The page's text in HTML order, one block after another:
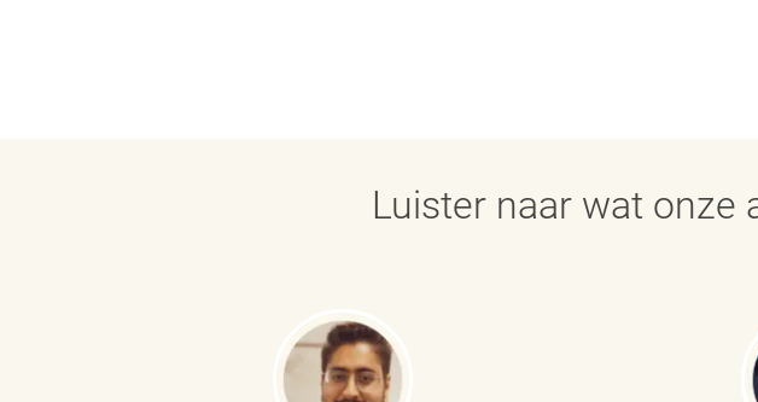
Luister naar wat onze